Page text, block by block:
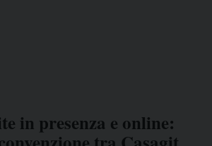
in presenza e online: